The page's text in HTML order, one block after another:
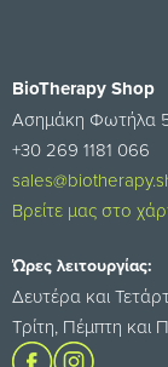
BioTherapy Shop
Ασημάκη Φωτήλα
+30 269 1181 066
Βρείτε μας στο
Ώρες λειτουργίας:
Δευτέρα και
Τρίτη, Πέμπτη και